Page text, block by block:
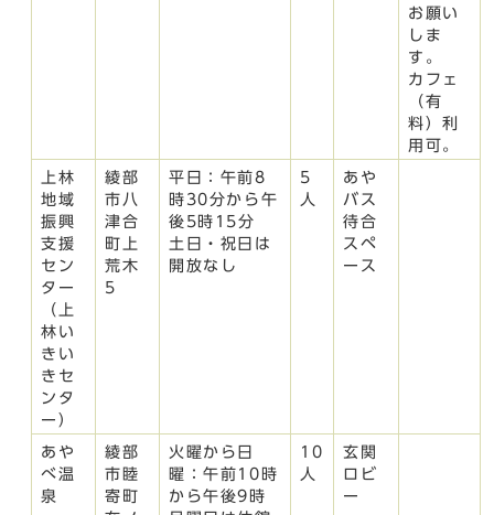
お願い
しま
す。
カフェ
（有
料）利
用可。
上林
地域
振興
支援
セン
ター
（上
林い
きい
きセ
ンタ
ー）
綾部
市八
津合
町上
荒木
5
平日：午前8
時30分から午
後5時15分
土日・祝日は
開放なし
5
人
あや
バス
待合
スペ
ース
あや
べ温
泉
綾部
市睦
寄町
火曜から日
曜：午前10時
から午後9時
10
人
玄関
ロビ
ー